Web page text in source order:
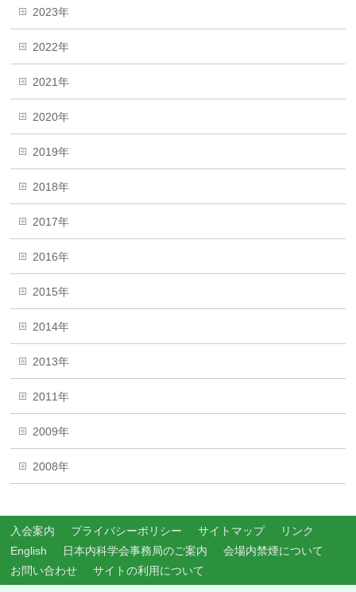
2023年
2022年
2021年
2020年
2019年
2018年
2017年
2016年
2015年
2014年
2013年
2011年
2009年
2008年
入会案内 プライバシーポリシー サイトマップ
リンク
English
日本内科学会事務局のご案内
会場内禁煙について
お問い合わせ
サイトの利用について